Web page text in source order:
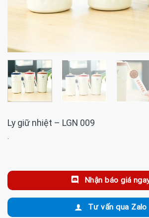
Ly giữ nhiệt – LGN 009
·
Nhận báo giá
Tư vấn qua Zalo